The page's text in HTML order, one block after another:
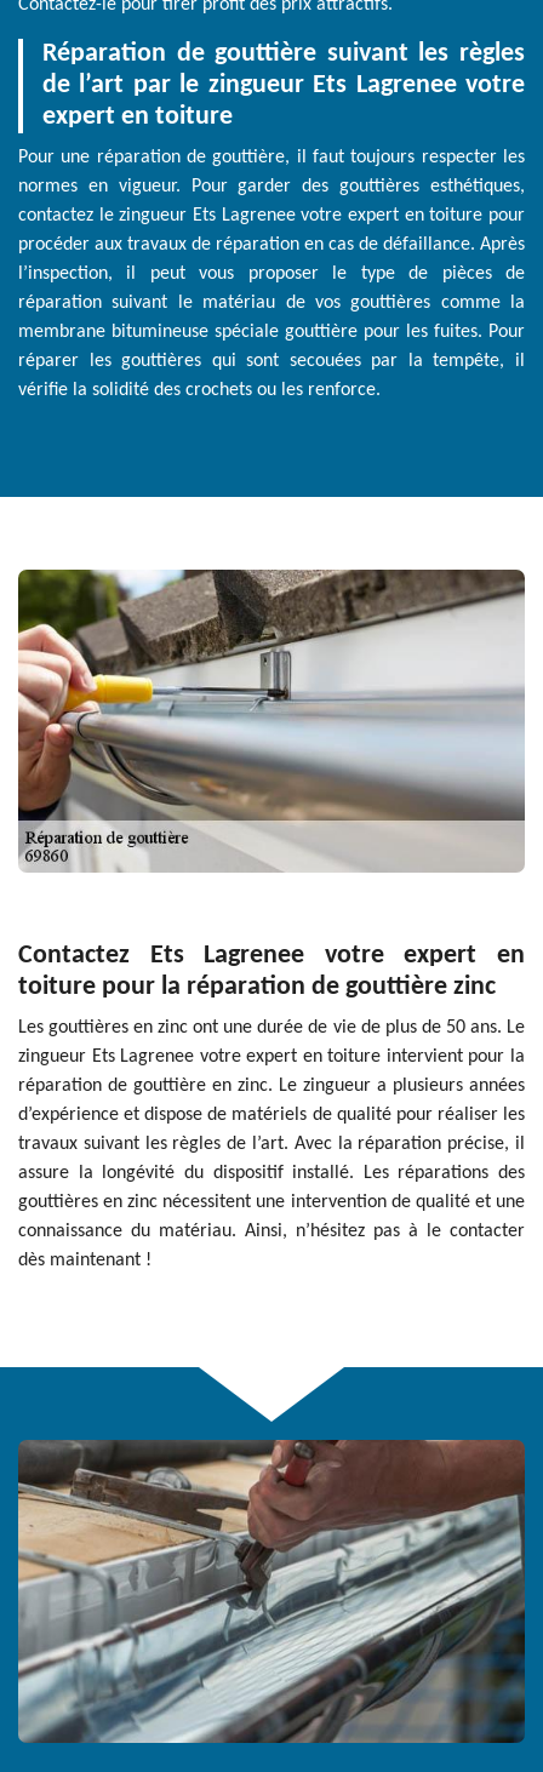
Contactez-le pour tirer profit des prix attractifs.
Réparation de gouttière suivant les règles
de l’art par le zingueur Ets Lagrenee votre
expert en toiture
Pour une réparation de gouttière, il faut toujours respecter les
normes en vigueur. Pour garder des gouttières esthétiques,
contactez le zingueur Ets Lagrenee votre expert en toiture pour
procéder aux travaux de réparation en cas de défaillance. Après
l’inspection, il peut vous proposer le type de pièces de
réparation suivant le matériau de vos gouttières comme la
membrane bitumineuse spéciale gouttière pour les fuites. Pour
réparer les gouttières qui sont secouées par la tempête, il
vérifie la solidité des crochets ou les renforce.
Contactez Ets Lagrenee votre expert en
toiture pour la réparation de gouttière zinc
Les gouttières en zinc ont une durée de vie de plus de 50 ans. Le
zingueur Ets Lagrenee votre expert en toiture intervient pour la
réparation de gouttière en zinc. Le zingueur a plusieurs années
d’expérience et dispose de matériels de qualité pour réaliser les
travaux suivant les règles de l’art. Avec la réparation précise, il
assure la longévité du dispositif installé. Les réparations des
gouttières en zinc nécessitent une intervention de qualité et une
connaissance du matériau. Ainsi, n’hésitez pas à le contacter
dès maintenant !